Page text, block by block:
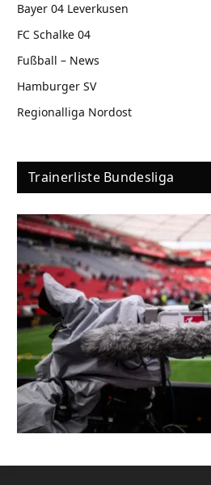
Bayer 04 Leverkusen
FC Schalke 04
Fußball – News
Hamburger SV
Regionalliga Nordost
Trainerliste Bundesliga